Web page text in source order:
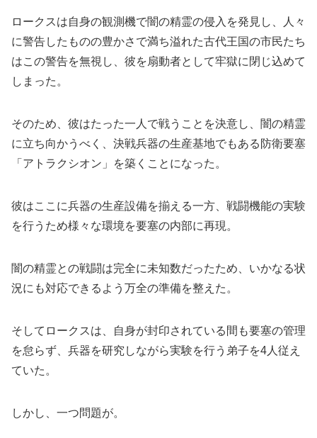
ロークスは自身の観測機で闇の精霊の侵入を発見し、人々
に警告したものの豊かさで満ち溢れた古代王国の市民たち
はこの警告を無視し、彼を扇動者として牢獄に閉じ込めて
しまった。
そのため、彼はたった一人で戦うことを決意し、闇の精霊
に立ち向かうべく、決戦兵器の生産基地でもある防衛要塞
「アトラクシオン」を築くことになった。
彼はここに兵器の生産設備を揃える一方、戦闘機能の実験
を行うため様々な環境を要塞の内部に再現。
闇の精霊との戦闘は完全に未知数だったため、いかなる状
況にも対応できるよう万全の準備を整えた。
そしてロークスは、自身が封印されている間も要塞の管理
を怠らず、兵器を研究しながら実験を行う弟子を4人従え
ていた。
しかし、一つ問題が。